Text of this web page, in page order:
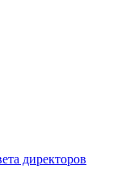
директоров